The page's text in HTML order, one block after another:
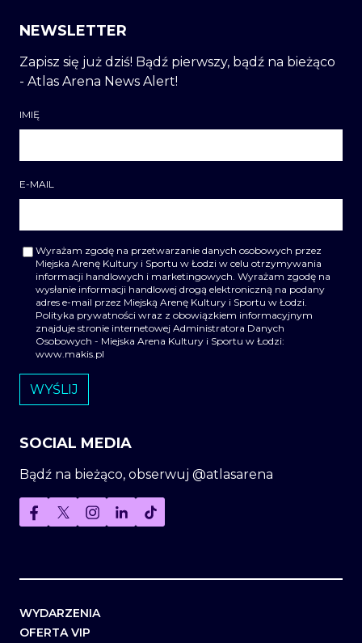
NEWSLETTER
Zapisz się już dziś! Bądź pierwszy, bądź na bieżąco
- Atlas Arena News Alert!
IMIĘ
E-MAIL
Wyrażam zgodę na przetwarzanie danych osobowych przez
Miejska Arenę Kultury i Sportu w Łodzi w celu otrzymywania
informacji handlowych i marketingowych. Wyrażam zgodę na
wysłanie informacji handlowej drogą elektroniczną na podany
adres e-mail przez Miejską Arenę Kultury i Sportu w Łodzi.
Polityka prywatności wraz z obowiązkiem informacyjnym
znajduje stronie internetowej Administratora Danych
Osobowych - Miejska Arena Kultury i Sportu w Łodzi:
www.makis.pl
SOCIAL MEDIA
Bądź na bieżąco, obserwuj @atlasarena
WYDARZENIA
OFERTA VIP